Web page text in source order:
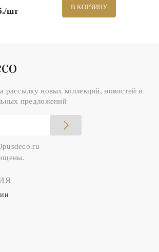
шт В КОРЗИНУ
рассылку новых коллекций, новостей и
предложений